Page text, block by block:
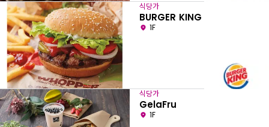
식당가
BURGER KING
1F
식당가
GelaFru
1F